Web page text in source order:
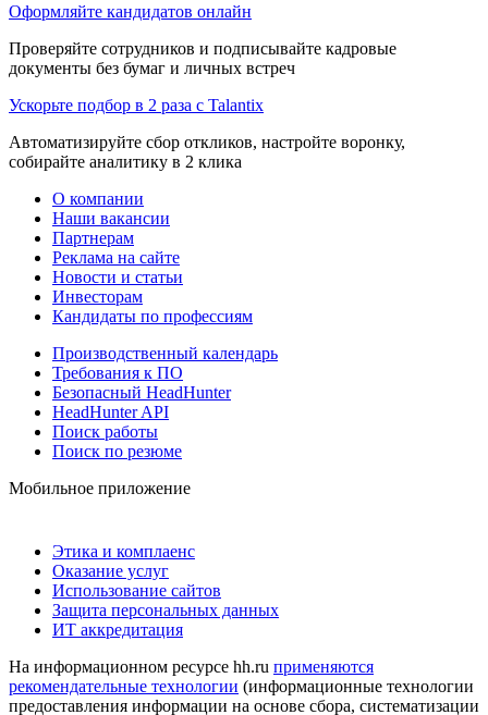
Оформляйте кандидатов онлайн
Проверяйте сотрудников и подписывайте кадровые
документы без бумаг и личных встреч
Ускорьте подбор в 2 раза с Talantix
Автоматизируйте сбор откликов, настройте воронку,
собирайте аналитику в 2 клика
О компании
Наши вакансии
Партнерам
Реклама на сайте
Новости и статьи
Инвесторам
Кандидаты по профессиям
Производственный календарь
Требования к ПО
Безопасный HeadHunter
HeadHunter API
Поиск работы
Поиск по резюме
Мобильное приложение
Этика и комплаенс
Оказание услуг
Использование сайтов
Защита персональных данных
ИТ аккредитация
На информационном ресурсе hh.ru применяются
рекомендательные технологии (информационные технологии
предоставления информации на основе сбора, систематизации